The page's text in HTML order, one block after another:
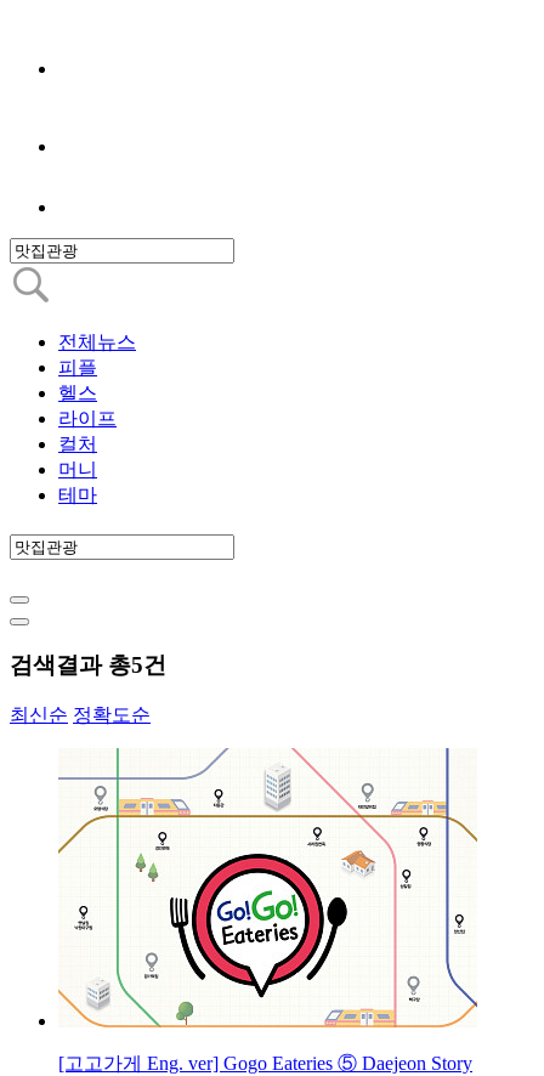
전체뉴스
피플
헬스
라이프
컬처
머니
테마
검색결과 총5건
최신순 정확도순
[고고가게 Eng. ver] Gogo Eateries ⑤ Daejeon Story